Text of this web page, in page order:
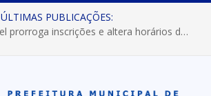
ÚLTIMAS PUBLICAÇÕES:
Prefeitura de Portel prorroga inscrições e altera horários dos concursos “Musa” e “Miss Mix Verão 2026”